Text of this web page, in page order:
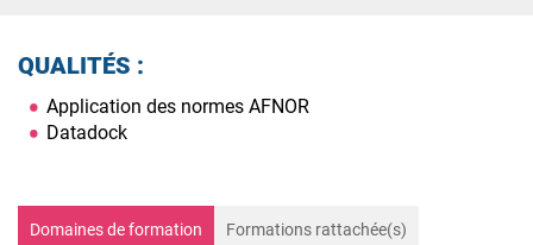
QUALITÉS :
Application des normes AFNOR
Datadock
Domaines de formation Formations rattachée(s)